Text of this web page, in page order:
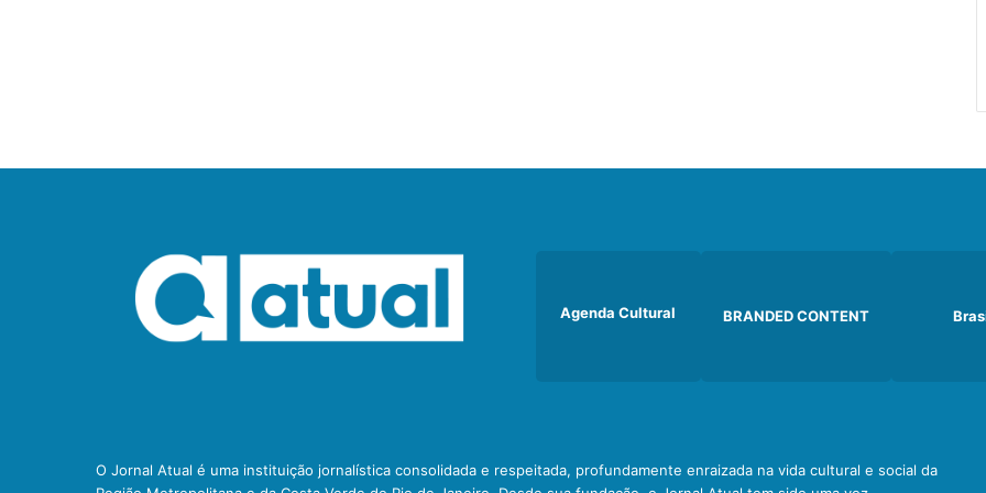
Agenda Cultural BRANDED CONTENT
O Jornal Atual é uma instituição jornalística consolidada e respeitada, profundamente enraizada na vida cultural e social da